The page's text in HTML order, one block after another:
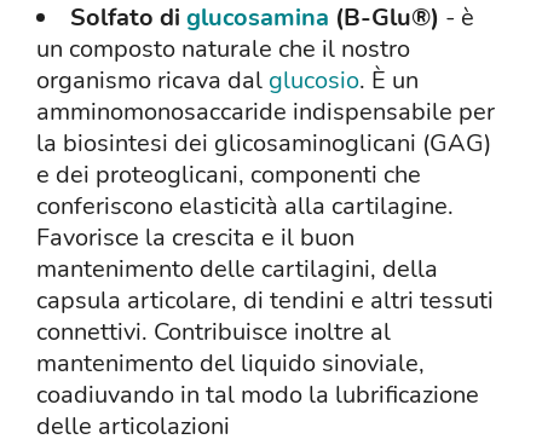
Solfato di glucosamina (B-Glu®) - è
un composto naturale che il nostro
organismo ricava dal glucosio. È un
amminomonosaccaride indispensabile per
la biosintesi dei glicosaminoglicani (GAG)
e dei proteoglicani, componenti che
conferiscono elasticità alla cartilagine.
Favorisce la crescita e il buon
mantenimento delle cartilagini, della
capsula articolare, di tendini e altri tessuti
connettivi. Contribuisce inoltre al
mantenimento del liquido sinoviale,
coadiuvando in tal modo la lubrificazione
delle articolazioni